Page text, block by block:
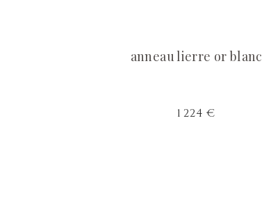
anneau lierre or blanc
1 224 €